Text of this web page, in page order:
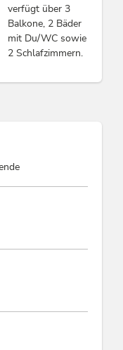
verfügt über 3
Balkone, 2 Bäder
mit Du/WC sowie
2 Schlafzimmern.